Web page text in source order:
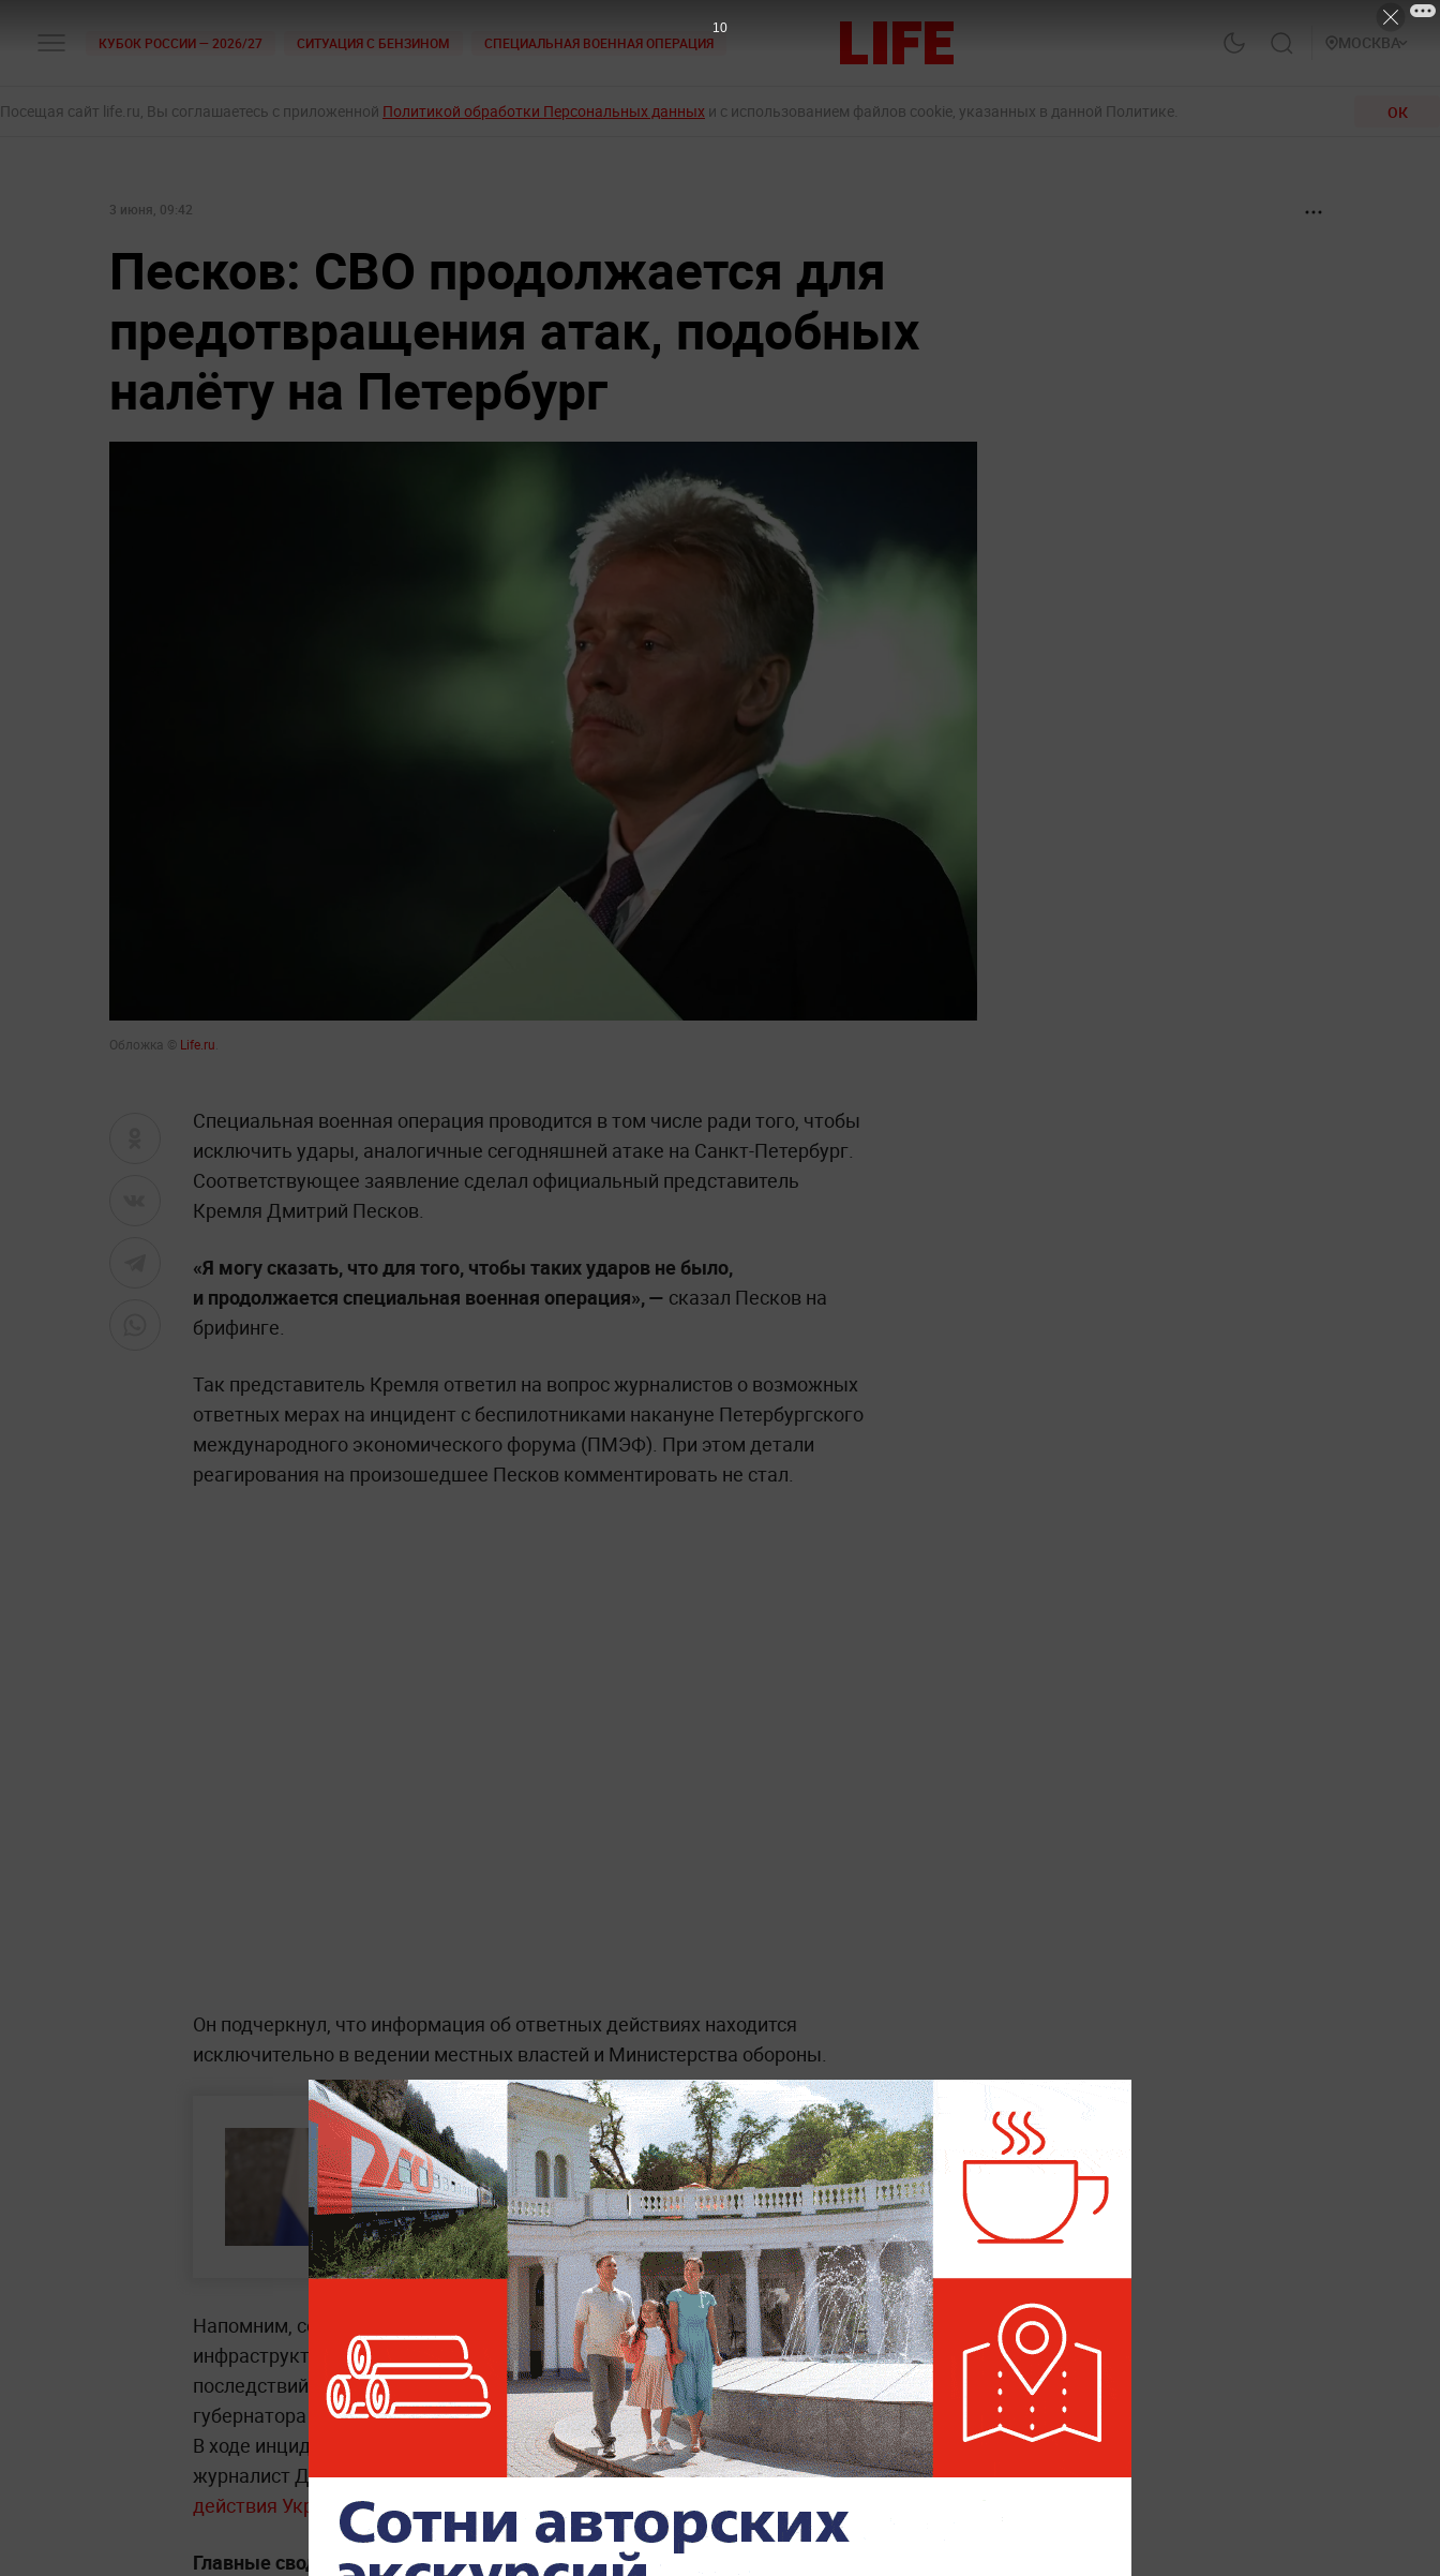
КУБОК РОССИИ — 2026/27 СИТУАЦИЯ С БЕНЗИНОМ СПЕЦИАЛЬНАЯ ВОЕННАЯ ОПЕРАЦИЯ МОСКВА
Посещая сайт life.ru, Вы соглашаетесь с приложенной Политикой обработки Персональных данных и с использованием файлов cookie, указанных в данной Политике. ОК
3 июня, 09:42
Песков: СВО продолжается для
предотвращения атак, подобных
налёту на Петербург
Обложка © Life.ru
Специальная военная операция проводится в том числе ради того, чтобы
исключить удары, аналогичные сегодняшней атаке на Санкт-Петербург.
Соответствующее заявление сделал официальный представитель
Кремля Дмитрий Песков.
«Я могу сказать, что для того, чтобы таких ударов не было,
и продолжается специальная военная операция», — сказал Песков на
брифинге.
Так представитель Кремля ответил на вопрос журналистов о возможных
ответных мерах на инцидент с беспилотниками накануне Петербургского
международного экономического форума (ПМЭФ). При этом детали
реагирования на произошедшее Песков комментировать не стал.
Он подчеркнул, что информация об ответных действиях находится
исключительно в ведении местных властей и Министерства обороны.
Песков: Ответы РФ на
удары по Петербургу будут
носить системный характер
Напомним, сегодня киевский режим попытался атаковать
инфраструктурные объекты Санкт-Петербурга. Для устранения
последствий был создан оперативный штаб под руководством
губернатора Александра Беглова, задействованы спасательные службы.
В ходе инцидента ранения получили несколько человек. Американский
журналист ДжексонХинкл, комментируя случившееся, заявил, что
действия Украины представляют угрозу глобальной безопасности.
Главные сводки, заявления и события —в разделе «СВО» на Life.ru
9